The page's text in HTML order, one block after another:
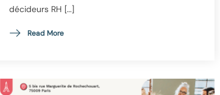
décideurs RH […]
Read More